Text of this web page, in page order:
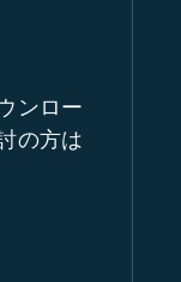
ンロー
の方は